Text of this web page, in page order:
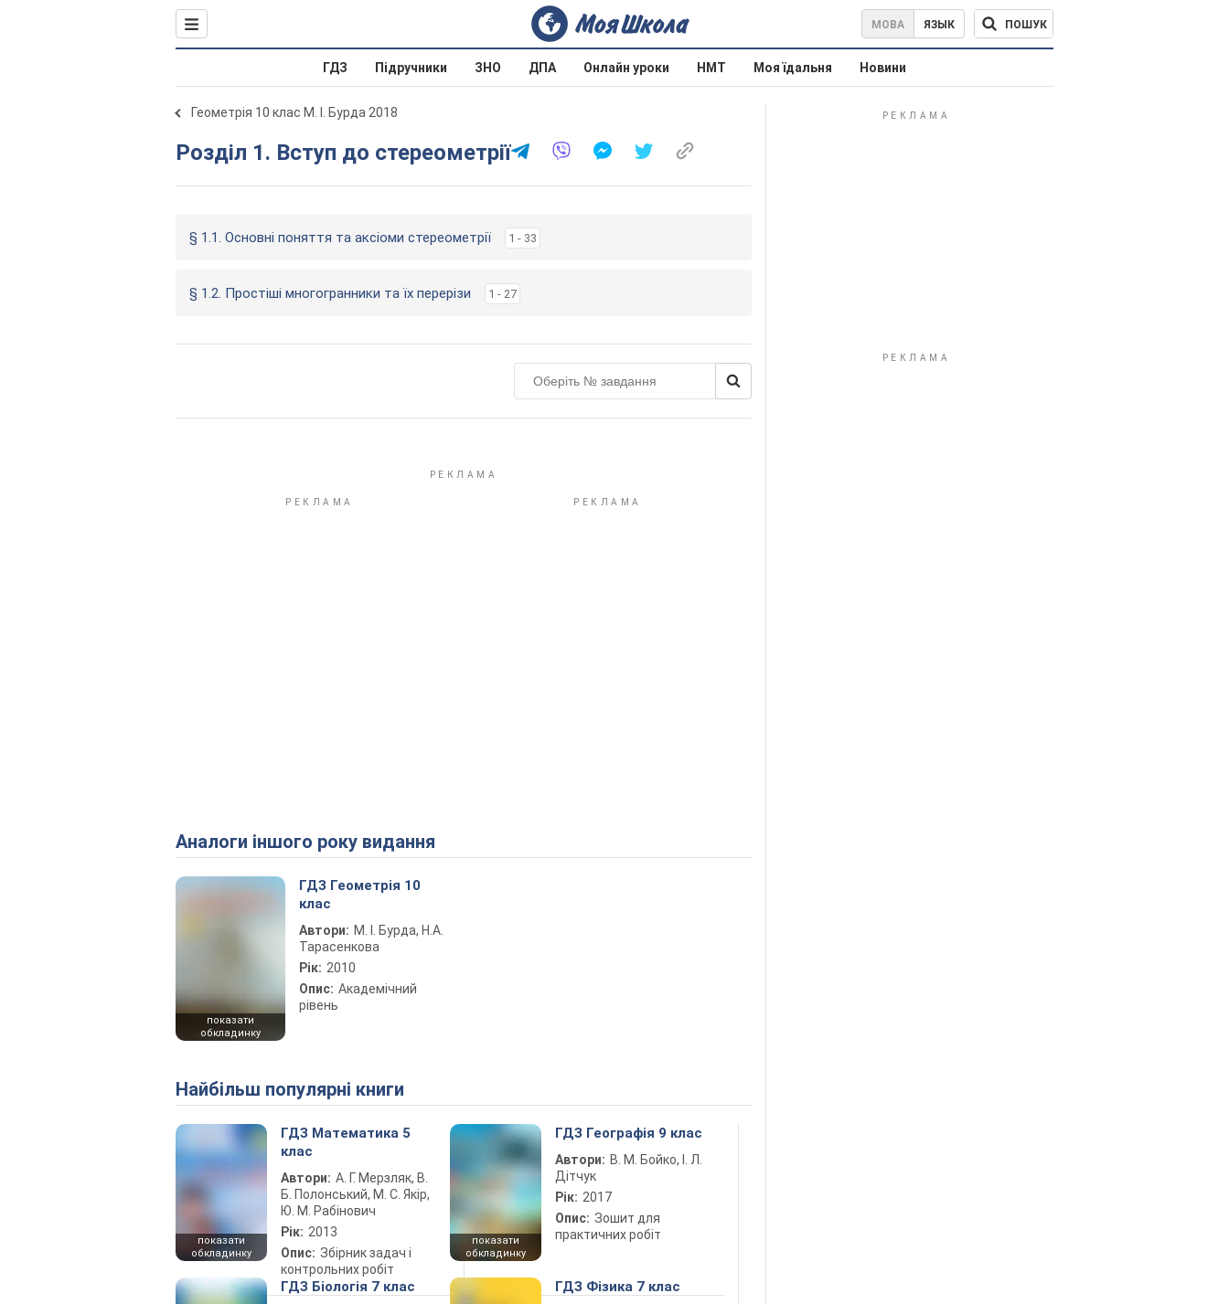
МОВА ЯЗЫК ПОШУК
ГДЗ Підручники ЗНО ДПА Онлайн уроки НМТ Моя їдальня Новини
Геометрія 10 клас М. І. Бурда 2018
Розділ 1. Вступ до стереометрії
§ 1.1. Основні поняття та аксіоми стереометрії 1 - 33
§ 1.2. Простіші многогранники та їх перерізи 1 - 27
Аналоги іншого року видання
показати
обкладинку
ГДЗ Геометрія 10
клас
Автори: М. І. Бурда, Н.А.
Тарасенкова
Рік: 2010
Опис: Академічний
рівень
Найбільш популярні книги
показати
обкладинку
ГДЗ Математика 5
клас
Автори: А. Г. Мерзляк, В.
Б. Полонський, М. С. Якір,
Ю. М. Рабінович
Рік: 2013
Опис: Збірник задач і
контрольних робіт
показати
обкладинку
ГДЗ Географія 9 клас
Автори: В. М. Бойко, І. Л.
Дітчук
Рік: 2017
Опис: Зошит для
практичних робіт
ГДЗ Біологія 7 клас ГДЗ Фізика 7 клас